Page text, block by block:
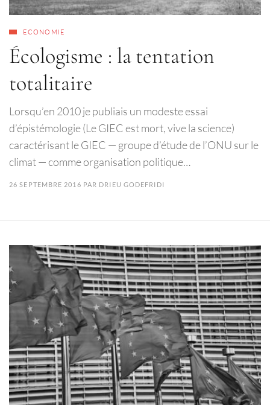
ECONOMIE
Écologisme : la tentation
totalitaire
Lorsqu’en 2010 je publiais un modeste essai
d’épistémologie (Le GIEC est mort, vive la science)
caractérisant le GIEC — groupe d’étude de l’ONU sur le
climat — comme organisation politique…
26 SEPTEMBRE 2016 PAR DRIEU GODEFRIDI